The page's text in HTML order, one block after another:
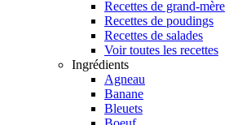
Recettes de grand-mère
Recettes de poudings
Recettes de salades
Voir toutes les recettes
Ingrédients
Agneau
Banane
Bleuets